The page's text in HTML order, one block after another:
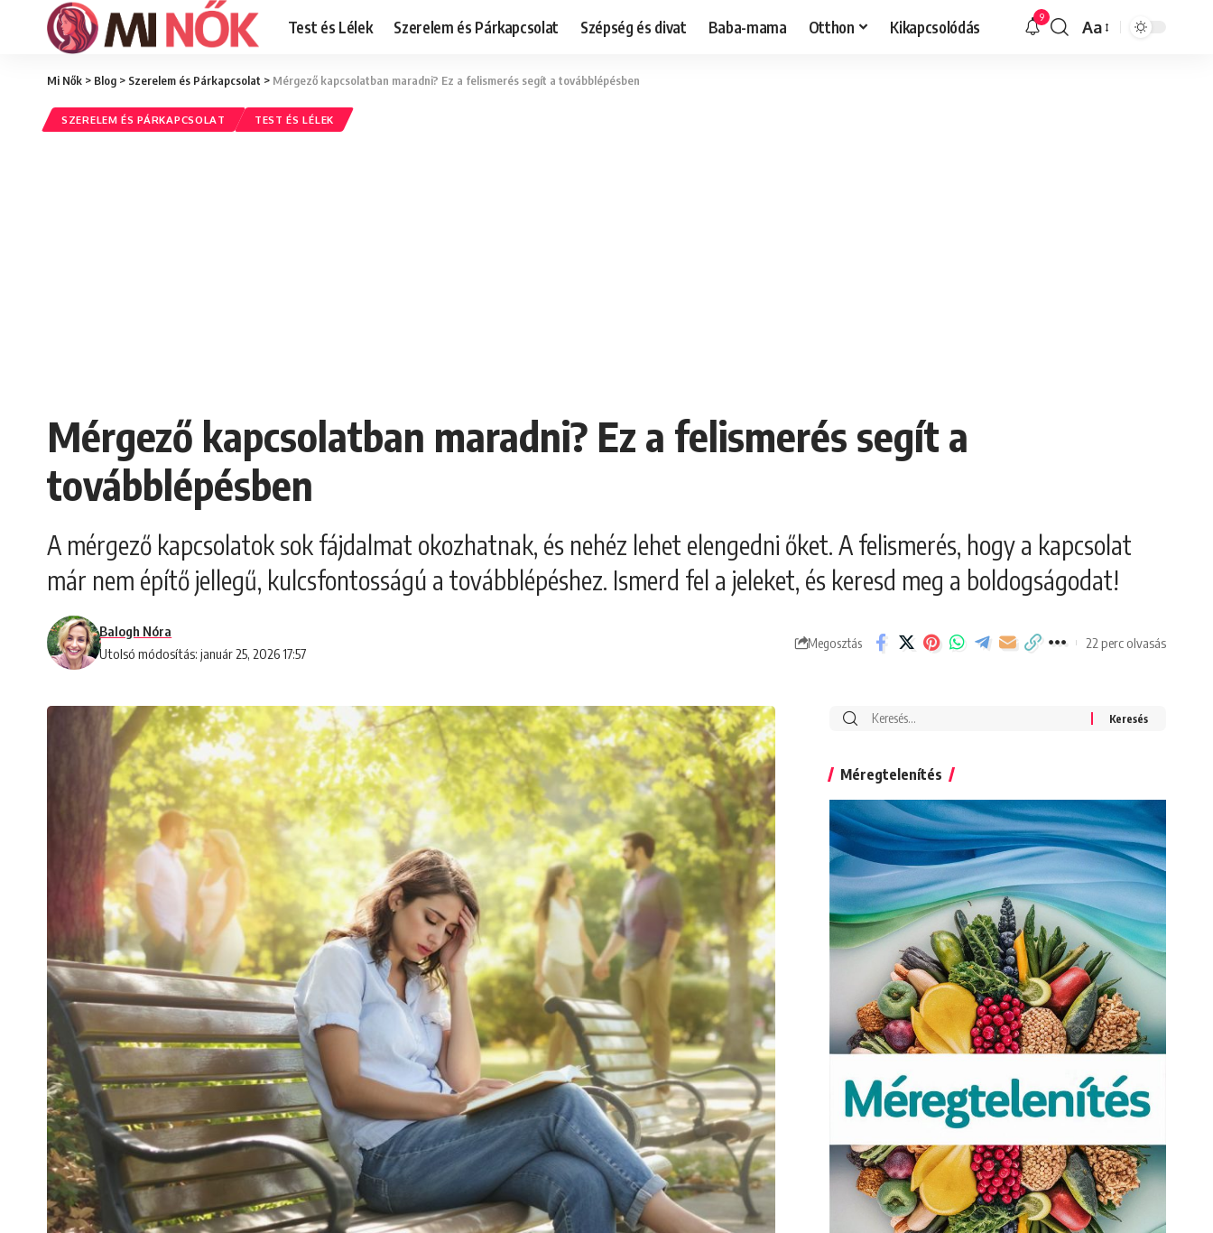
Test és Lélek Szerelem és Párkapcsolat Szépség és divat Baba-mama Otthon Kikapcsolódás 9
Font
Aa
Mi Nők > Blog > Szerelem és Párkapcsolat > Mérgező kapcsolatban maradni? Ez a felismerés segít a továbblépésben
SZERELEM ÉS PÁRKAPCSOLAT TEST ÉS LÉLEK
Mérgező kapcsolatban maradni? Ez a felismerés segít a
továbblépésben
A mérgező kapcsolatok sok fájdalmat okozhatnak, és nehéz lehet elengedni őket. A felismerés, hogy a kapcsolat
már nem építő jellegű, kulcsfontosságú a továbblépéshez. Ismerd fel a jeleket, és keresd meg a boldogságodat!
Utolsó módosítás: január 25, 2026 17:57
Balogh Nóra
Megosztás 22 perc olvasás
Search
Méregtelenítés